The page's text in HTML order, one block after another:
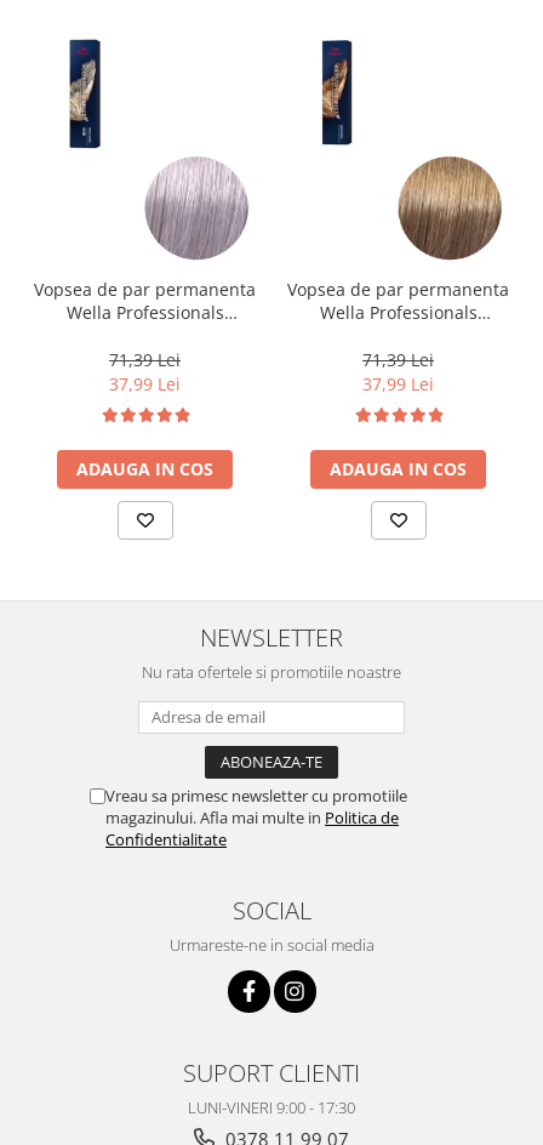
Vopsea de par permanenta
Wella Professionals
, Blond Special Albastrui
Cenusiu, 60 ml
71,39 Lei
37,99 Lei
ADAUGA IN COS
Vopsea de par permanenta
Wella Professionals
Blond Deschis Natural, 60
ml
71,39 Lei
37,99 Lei
ADAUGA IN COS
NEWSLETTER
Nu rata ofertele si promotiile noastre
Vreau sa primesc newsletter cu promotiile
magazinului. Afla mai multe in Politica de
Confidentialitate
SOCIAL
Urmareste-ne in social media
SUPORT CLIENTI
LUNI-VINERI 9:00 - 17:30
0378 11 99 07